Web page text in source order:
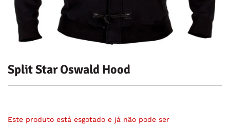
Split Star Oswald Hood
Este produto está esgotado e já não pode ser